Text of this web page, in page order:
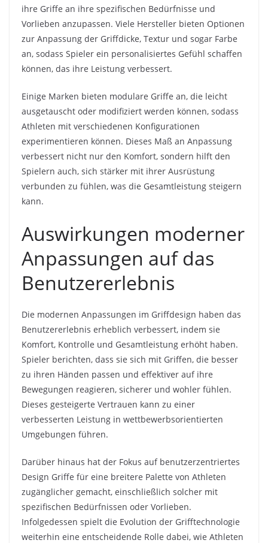
ihre Griffe an ihre spezifischen Bedürfnisse und
Vorlieben anzupassen. Viele Hersteller bieten Optionen
zur Anpassung der Griffdicke, Textur und sogar Farbe
an, sodass Spieler ein personalisiertes Gefühl schaffen
können, das ihre Leistung verbessert.
Einige Marken bieten modulare Griffe an, die leicht
ausgetauscht oder modifiziert werden können, sodass
Athleten mit verschiedenen Konfigurationen
experimentieren können. Dieses Maß an Anpassung
verbessert nicht nur den Komfort, sondern hilft den
Spielern auch, sich stärker mit ihrer Ausrüstung
verbunden zu fühlen, was die Gesamtleistung steigern
kann.
Auswirkungen moderner
Anpassungen auf das
Benutzererlebnis
Die modernen Anpassungen im Griffdesign haben das
Benutzererlebnis erheblich verbessert, indem sie
Komfort, Kontrolle und Gesamtleistung erhöht haben.
Spieler berichten, dass sie sich mit Griffen, die besser
zu ihren Händen passen und effektiver auf ihre
Bewegungen reagieren, sicherer und wohler fühlen.
Dieses gesteigerte Vertrauen kann zu einer
verbesserten Leistung in wettbewerbsorientierten
Umgebungen führen.
Darüber hinaus hat der Fokus auf benutzerzentriertes
Design Griffe für eine breitere Palette von Athleten
zugänglicher gemacht, einschließlich solcher mit
spezifischen Bedürfnissen oder Vorlieben.
Infolgedessen spielt die Evolution der Grifftechnologie
weiterhin eine entscheidende Rolle dabei, wie Athleten